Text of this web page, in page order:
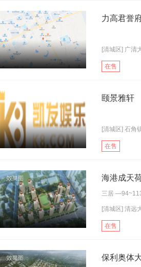
力高君誉
[清城区] 广清
在售
颐景雅轩
[清城区] 石角
在售
海港成天
三居
[清城区] 清远
在售
保利奥体